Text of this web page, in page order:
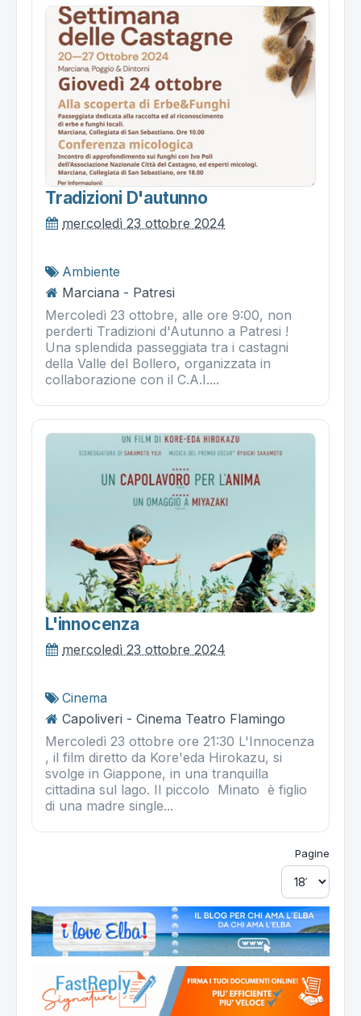
Tradizioni D'autunno
mercoledì 23 ottobre 2024
Ambiente
Marciana - Patresi
Mercoledì 23 ottobre, alle ore 9:00, non
perderti Tradizioni d'Autunno a Patresi !
Una splendida passeggiata tra i castagni
della Valle del Bollero, organizzata in
collaborazione con il C.A.I....
L'innocenza
mercoledì 23 ottobre 2024
Cinema
Capoliveri - Cinema Teatro Flamingo
Mercoledì 23 ottobre ore 21:30 L'Innocenza
, il film diretto da Kore'eda Hirokazu, si
svolge in Giappone, in una tranquilla
cittadina sul lago. Il piccolo Minato è figlio
di una madre single...
Pagine